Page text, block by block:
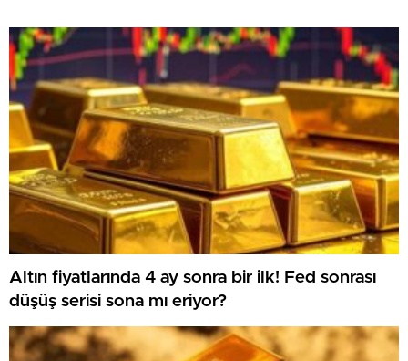
Altın fiyatlarında 4 ay sonra bir ilk! Fed sonrası
düşüş serisi sona mı eriyor?